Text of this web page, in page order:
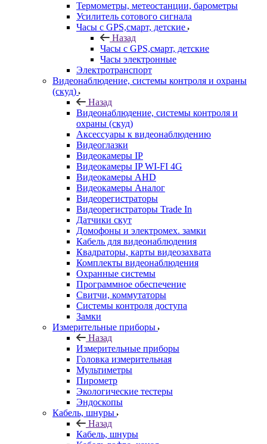
Термометры, метеостанции, барометры
Усилитель сотового сигнала
Часы с GPS,смарт, детские
Назад
Часы с GPS,смарт, детские
Часы электронные
Электротранспорт
Видеонаблюдение, системы контроля и охраны
(скуд)
Назад
Видеонаблюдение, системы контроля и
охраны (скуд)
Аксессуары к видеонаблюдению
Видеоглазки
Видеокамеры IP
Видеокамеры IP WI-FI 4G
Видеокамеры AHD
Видеокамеры Аналог
Видеорегистраторы
Видеорегистраторы Trade In
Датчики скут
Домофоны и электромех. замки
Кабель для видеонаблюдения
Квадраторы, карты видеозахвата
Комплекты видеонаблюдения
Охранные системы
Программное обеспечение
Свитчи, коммутаторы
Системы контроля доступа
Замки
Измерительные приборы
Назад
Измерительные приборы
Головка измерительная
Мультиметры
Пирометр
Экологические тестеры
Эндоскопы
Кабель, шнуры
Назад
Кабель, шнуры